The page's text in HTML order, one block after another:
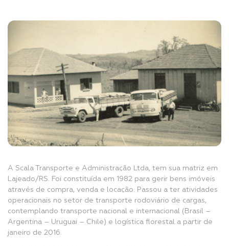
A Scala Transporte e Administração Ltda, tem sua matriz em
Lajeado/RS. Foi constituída em 1982 para gerir bens imóveis
através de compra, venda e locação. Passou a ter atividades
operacionais no setor de transporte rodoviário de cargas,
contemplando transporte nacional e internacional (Brasil –
Argentina – Uruguai – Chile) e logística florestal a partir de
janeiro de 2016.